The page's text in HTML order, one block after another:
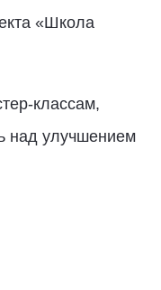
«Школа
классам,
над улучшением